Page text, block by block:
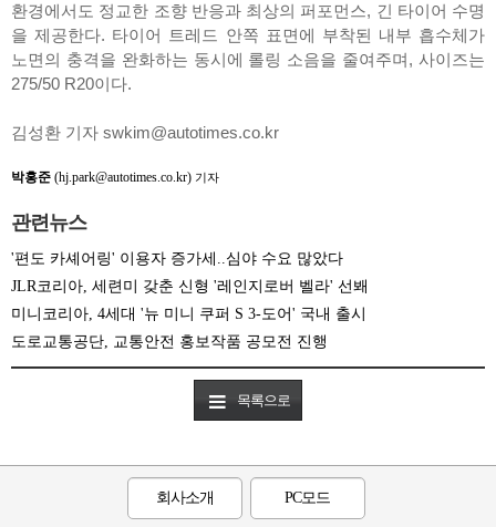
환경에서도 정교한 조향 반응과 최상의 퍼포먼스, 긴 타이어 수명
을 제공한다. 타이어 트레드 안쪽 표면에 부착된 내부 흡수체가
노면의 충격을 완화하는 동시에 롤링 소음을 줄여주며, 사이즈는
275/50 R20이다.
김성환 기자 swkim@autotimes.co.kr
박홍준 (hj.park@autotimes.co.kr) 기자
관련뉴스
'편도 카셰어링' 이용자 증가세..심야 수요 많았다
JLR코리아, 세련미 갖춘 신형 '레인지로버 벨라' 선봬
미니코리아, 4세대 '뉴 미니 쿠퍼 S 3-도어' 국내 출시
도로교통공단, 교통안전 홍보작품 공모전 진행
목록으로
회사소개 PC모드